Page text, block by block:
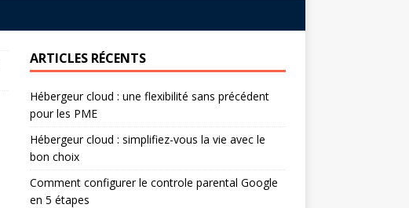
ARTICLES RÉCENTS
Hébergeur cloud : une flexibilité sans précédent
pour les PME
Hébergeur cloud : simplifiez-vous la vie avec le
bon choix
Comment configurer le controle parental Google
en 5 étapes